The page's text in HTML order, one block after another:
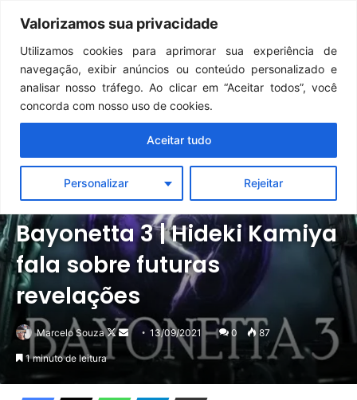
Valorizamos sua privacidade
Utilizamos cookies para aprimorar sua experiência de
navegação, exibir anúncios ou conteúdo personalizado e
analisar nosso tráfego. Ao clicar em “Aceitar todos”, você
concorda com nosso uso de cookies.
Personalizar Rejeitar
Aceitar tudo
Menu
Notícias Switch
Bayonetta 3 | Hideki Kamiya
fala sobre futuras
revelações
Marcelo Souza
Follow
on
Mande
um
13/09/2021 0 87
1 minuto de leitura